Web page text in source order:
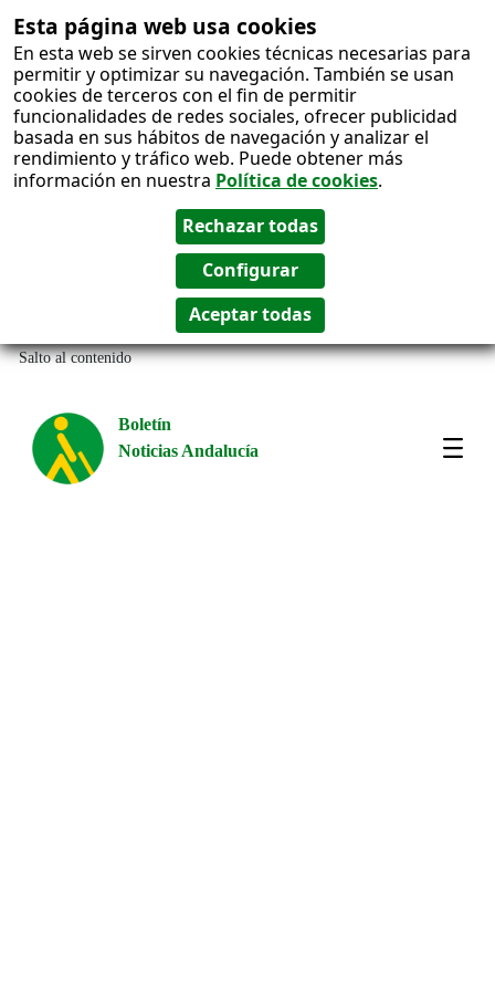
Esta página web usa cookies
En esta web se sirven cookies técnicas necesarias para
permitir y optimizar su navegación. También se usan
cookies de terceros con el fin de permitir
funcionalidades de redes sociales, ofrecer publicidad
basada en sus hábitos de navegación y analizar el
rendimiento y tráfico web. Puede obtener más
información en nuestra Política de cookies.
Salto al contenido
Boletín
Noticias Andalucía